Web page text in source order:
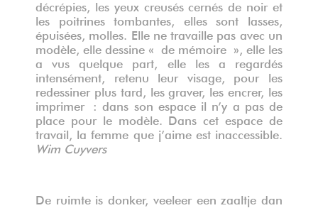
décrépies, les yeux creusés cernés de noir et
les poitrines tombantes, elles sont lasses,
épuisées, molles. Elle ne travaille pas avec un
modèle, elle dessine « de mémoire », elle les
a vus quelque part, elle les a regardés
intensément, retenu leur visage, pour les
redessiner plus tard, les graver, les encrer, les
imprimer : dans son espace il n’y a pas de
place pour le modèle. Dans cet espace de
travail, la femme que j’aime est inaccessible.
Wim Cuyvers
De ruimte is donker, veeleer een zaaltje dan